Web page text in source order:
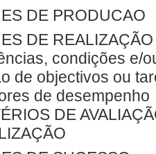
DE PRODUCAO
DE REALIZAÇÃO
condições e/
de objectivos ou
de desempenho
DE